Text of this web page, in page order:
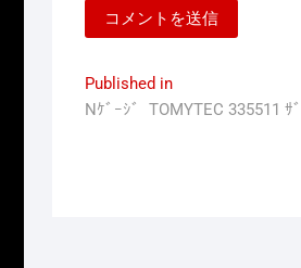
投
稿
Published in
Nｹﾞｰｼﾞ TOMYTEC 335511